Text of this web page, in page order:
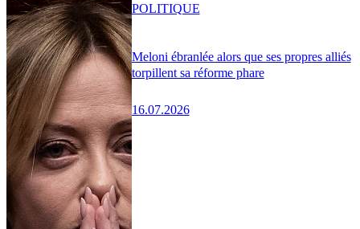
Meloni ébranlée alors que ses propres alliés
torpillent sa réforme phare
16.07.2026
POLITIQUE